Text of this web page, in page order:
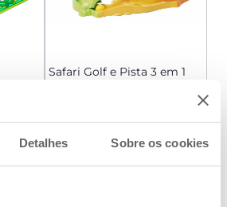
Detalhes Sobre os cookies
Safari Golf e Pista 3 em 1
ADICIONAR